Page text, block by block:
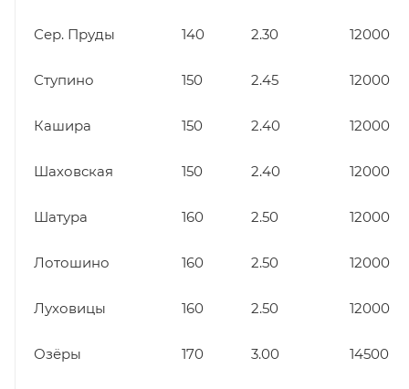
Сер. Пруды 140 2.30 12000
Ступино 150 2.45 12000
Кашира 150 2.40 12000
Шаховская 150 2.40 12000
Шатура 160 2.50 12000
Лотошино 160 2.50 12000
Луховицы 160 2.50 12000
Озёры 170 3.00 14500